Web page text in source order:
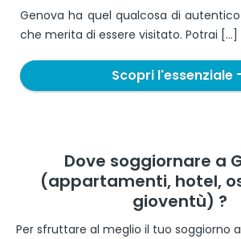
Genova ha quel qualcosa di
che merita di essere visitato. Potrai […]
Scopri l'essenziale
Dove soggiornare a
(appartamenti, hotel,
gioventù) ?
Per sfruttare al meglio il tuo soggiorno